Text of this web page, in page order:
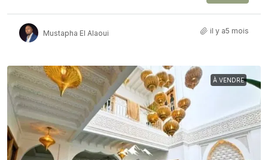
Mustapha El Alaoui il y a5 mois
À VENDRE